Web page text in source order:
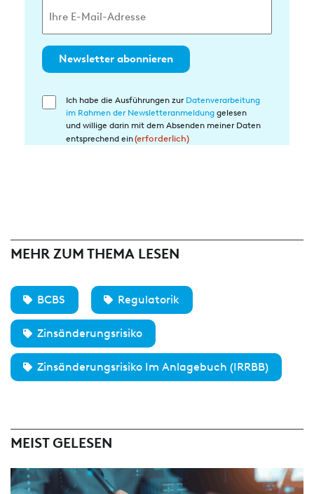
Newsletter abonnieren
Einwilligung
Ich habe die Ausführungen zur Datenverarbeitung
im Rahmen der Newsletteranmeldung gelesen
und willige darin mit dem Absenden meiner Daten
entsprechend ein(erforderlich)
MEHR ZUM THEMA LESEN
BCBS Regulatorik
Zinsänderungsrisiko
Zinsänderungsrisiko Im Anlagebuch (IRRBB)
MEIST GELESEN